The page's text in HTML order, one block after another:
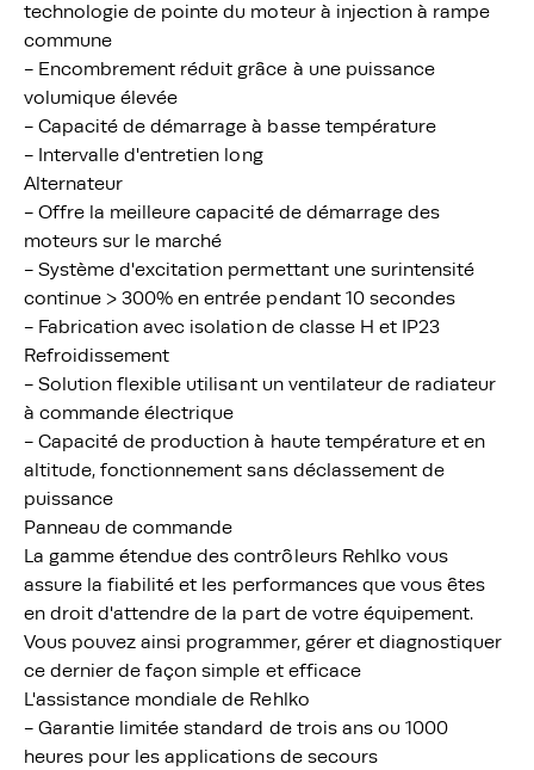
technologie de pointe du moteur à injection à rampe
commune
- Encombrement réduit grâce à une puissance
volumique élevée
- Capacité de démarrage à basse température
- Intervalle d'entretien long
Alternateur
- Offre la meilleure capacité de démarrage des
moteurs sur le marché
- Système d'excitation permettant une surintensité
continue > 300% en entrée pendant 10 secondes
- Fabrication avec isolation de classe H et IP23
Refroidissement
- Solution flexible utilisant un ventilateur de radiateur
à commande électrique
- Capacité de production à haute température et en
altitude, fonctionnement sans déclassement de
puissance
Panneau de commande
La gamme étendue des contrôleurs Rehlko vous
assure la fiabilité et les performances que vous êtes
en droit d'attendre de la part de votre équipement.
Vous pouvez ainsi programmer, gérer et diagnostiquer
ce dernier de façon simple et efficace
L'assistance mondiale de Rehlko
- Garantie limitée standard de trois ans ou 1000
heures pour les applications de secours